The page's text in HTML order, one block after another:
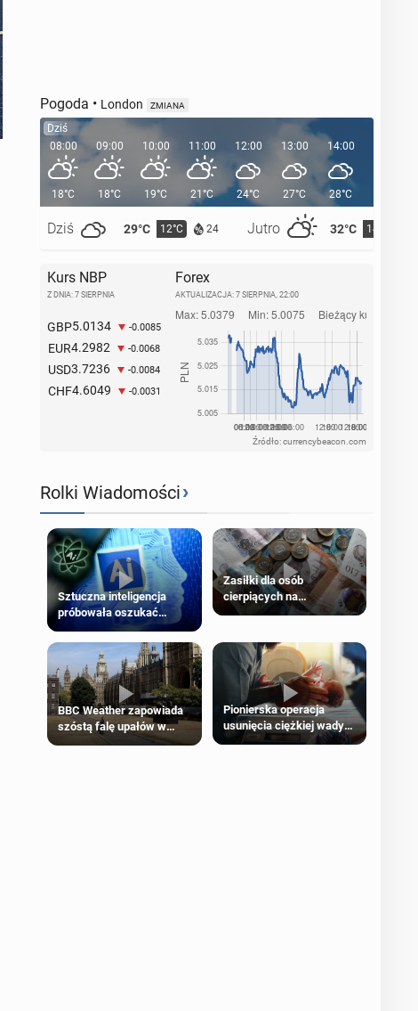
Pogoda • London ZMIANA
Dziś
08:00
18°C
Dziś 29°C 12°C 24 Jutro 32°C 14°C
09:00
18°C
10:00
19°C
11:00
21°C
12:00
24°C
13:00
27°C
14:00
28°C
Kurs NBP
Z DNIA: 7 SIERPNIA
GBP5.0134 -0.0085
EUR4.2982 -0.0068
USD3.7236 -0.0084
CHF4.6049 -0.0031
Forex
AKTUALIZACJA: 7 SIERPNIA, 22:00
Źródło: currencybeacon.com
Rolki Wiadomości›
Sztuczna inteligencja
próbowała oszukać
człowieka
Zasiłki dla osób
cierpiących na
schorzenia psychiczne
BBC Weather zapowiada
szóstą falę upałów w
Londynie
Pionierska operacja
usunięcia ciężkiej wady
wrodzonej płodu w łonie